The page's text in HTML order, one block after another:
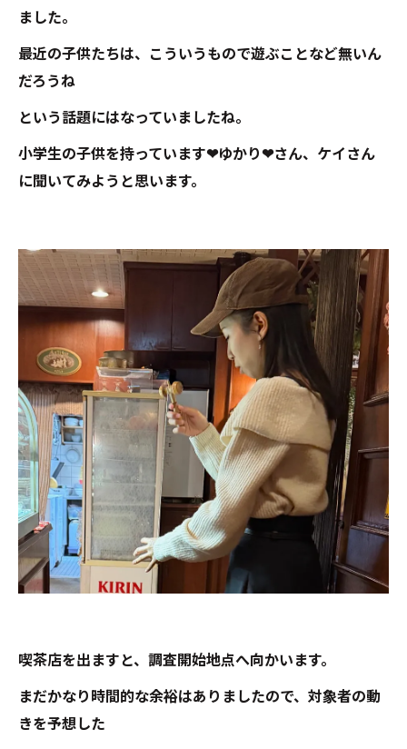
ました。
最近の子供たちは、こういうもので遊ぶことなど無いん
だろうね
という話題にはなっていましたね。
小学生の子供を持っています❤ゆかり❤さん、ケイさん
に聞いてみようと思います。
喫茶店を出ますと、調査開始地点へ向かいます。
まだかなり時間的な余裕はありましたので、対象者の動
きを予想した